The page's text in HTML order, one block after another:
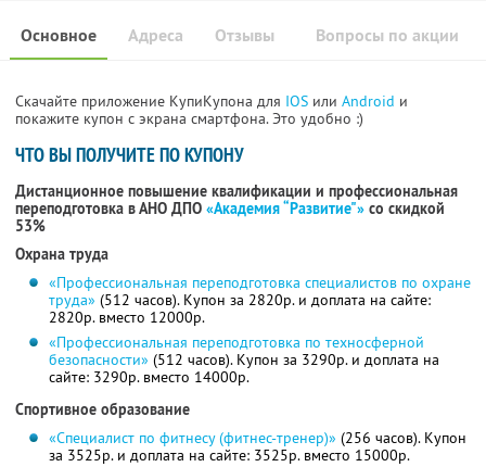
Основное Отзывы Вопросы по акции
Адреса
Скачайте приложение КупиКупона для IOS или Android и
покажите купон с экрана смартфона. Это удобно :)
ЧТО ВЫ ПОЛУЧИТЕ ПО КУПОНУ
Дистанционное повышение квалификации и профессиональная
переподготовка в АНО ДПО «Академия “Развитие"» со скидкой
53%
Охрана труда
«Профессиональная переподготовка специалистов по охране
труда» (512 часов). Купон за 2820р. и доплата на сайте:
2820р. вместо 12000р.
«Профессиональная переподготовка по техносферной
безопасности» (512 часов). Купон за 3290р. и доплата на
сайте: 3290р. вместо 14000р.
Спортивное образование
«Специалист по фитнесу (фитнес-тренер)» (256 часов). Купон
за 3525р. и доплата на сайте: 3525р. вместо 15000р.